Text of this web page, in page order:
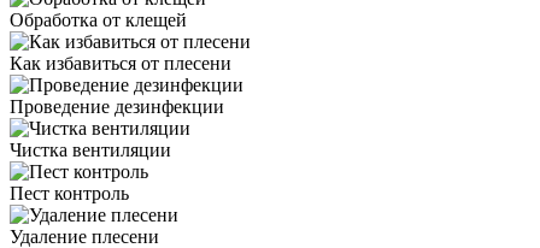
Обработка от клещей
Как избавиться от плесени
Проведение дезинфекции
Чистка вентиляции
Пест контроль
Удаление плесени